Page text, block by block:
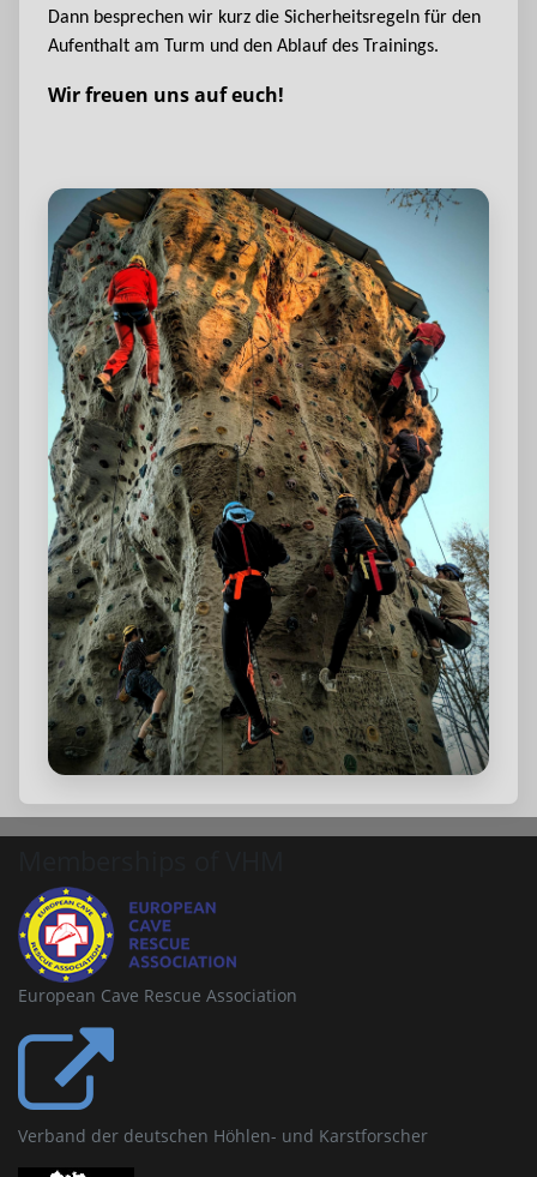
Dann besprechen wir kurz die Sicherheitsregeln für den
Aufenthalt am Turm und den Ablauf des Trainings.
Wir freuen uns auf euch!
European Cave Rescue Association
Verband der deutschen Höhlen- und Karstforscher